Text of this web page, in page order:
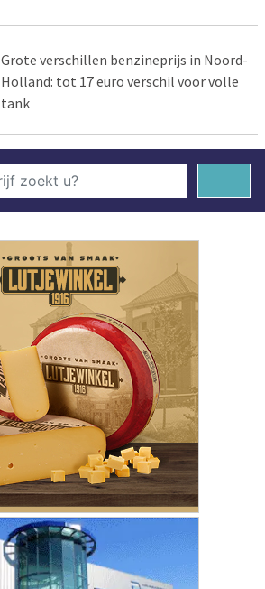
Grote verschillen benzineprijs in Noord-
Holland: tot 17 euro verschil voor volle
tank